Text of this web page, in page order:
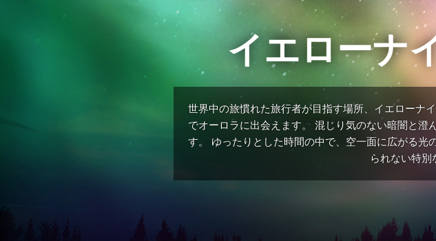
イエローナ
世界中の旅慣れた旅行者が目指す場所、イエローナ
でオーロラに出会えます。 混じり気のない暗闇と澄
す。 ゆったりとした時間の中で、空一面に広がる光
られない特別